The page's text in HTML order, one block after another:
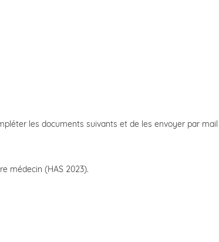
les documents suivants et de les envoyer par mail
médecin (HAS 2023).